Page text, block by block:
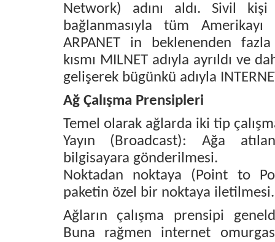
Network) adını aldı. Sivil
bağlanmasıyla tüm Amerikayı
ARPANET in beklenenden
kısmı MILNET adıyla ayrıldı ve
gelişerek bügünkü adıyla
Ağ Çalışma Prensipleri
Temel olarak ağlarda iki tip
Yayın (Broadcast): Ağa
bilgisayara gönderilmesi.
Noktadan noktaya (Point to
paketin özel bir noktaya iletilmesi.
Ağların çalışma prensipi
Buna rağmen internet